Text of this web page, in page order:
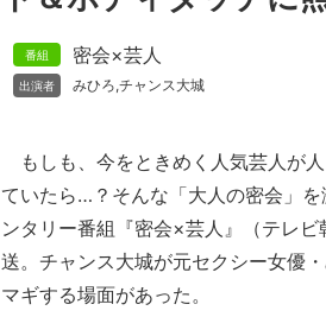
密会×芸人
みひろ,チャンス大城
もしも、今をときめく人気芸人が
ていたら…？そんな「大人の密会」
ンタリー番組『密会×芸人』（テレ
送。チャンス大城が元セクシー女優
マギする場面があった。